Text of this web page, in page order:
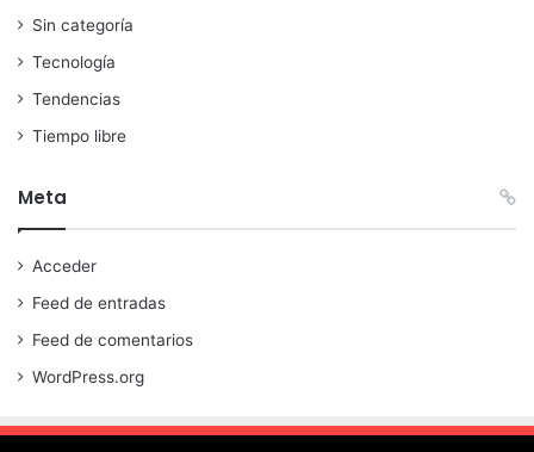
Sin categoría
Tecnología
Tendencias
Tiempo libre
Meta
Acceder
Feed de entradas
Feed de comentarios
WordPress.org